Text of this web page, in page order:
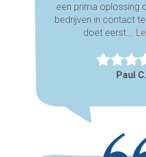
een prima oplossing
bedrijven in contact
doet eerst...
Paul C.